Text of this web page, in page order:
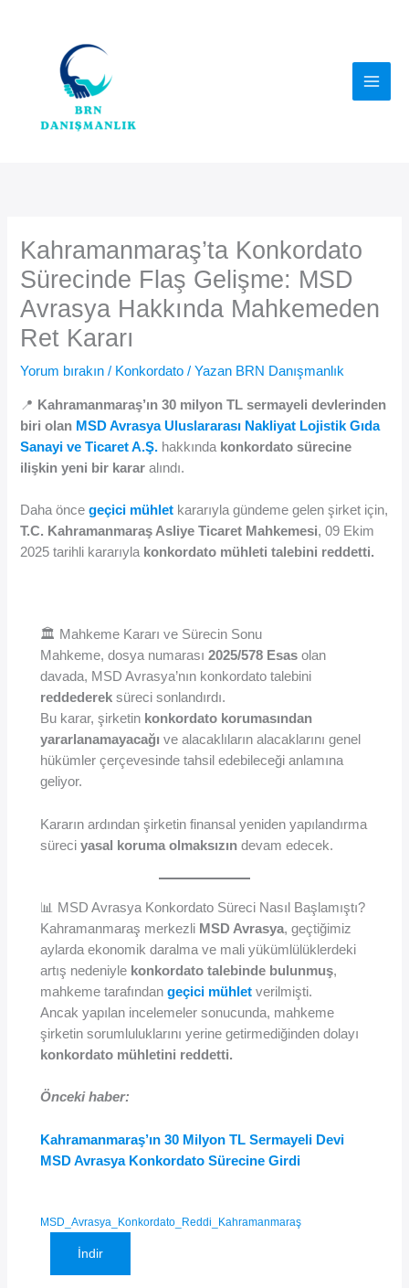
Kahramanmaraş’ta Konkordato
Sürecinde Flaş Gelişme: MSD
Avrasya Hakkında Mahkemeden
Ret Kararı
Yorum bırakın / Konkordato / Yazan BRN Danışmanlık
📍 Kahramanmaraş’ın 30 milyon TL sermayeli devlerinden
biri olan MSD Avrasya Uluslararası Nakliyat Lojistik Gıda
Sanayi ve Ticaret A.Ş. hakkında konkordato sürecine
ilişkin yeni bir karar alındı.
Daha öncegeçici mühlet kararıyla gündeme gelen şirket için,
T.C. Kahramanmaraş Asliye Ticaret Mahkemesi, 09 Ekim
2025 tarihli kararıyla konkordato mühleti talebini reddetti.
🏛️ Mahkeme Kararı ve Sürecin Sonu
Mahkeme, dosya numarası2025/578 Esas olan
davada, MSD Avrasya’nın konkordato talebini
reddederek süreci sonlandırdı.
Bu karar, şirketin konkordato korumasından
yararlanamayacağı ve alacaklıların alacaklarını genel
hükümler çerçevesinde tahsil edebileceği anlamına
geliyor.
Kararın ardından şirketin finansal yeniden yapılandırma
süreciyasal koruma olmaksızın devam edecek.
📊 MSD Avrasya Konkordato Süreci Nasıl Başlamıştı?
Kahramanmaraş merkezli MSD Avrasya, geçtiğimiz
aylarda ekonomik daralma ve mali yükümlülüklerdeki
artış nedeniyle konkordato talebinde bulunmuş,
mahkeme tarafındangeçici mühlet verilmişti.
Ancak yapılan incelemeler sonucunda, mahkeme
şirketin sorumluluklarını yerine getirmediğinden dolayı
konkordato mühletini reddetti.
Önceki haber:
Kahramanmaraş’ın 30 Milyon TL Sermayeli Devi
MSD Avrasya Konkordato Sürecine Girdi
MSD_Avrasya_Konkordato_Reddi_Kahramanmaraş
İndir